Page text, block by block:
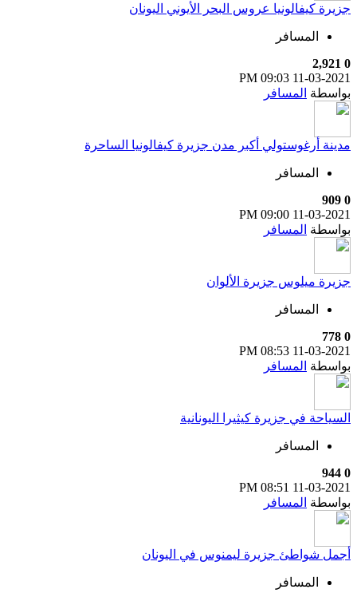
جزيرة كيفالونيا عروس البحر الأيوني اليونان
المسافر
0
2,921
11-03-2021
09:03 PM
بواسطة المسافر
مدينة أرغوستولي أكبر مدن جزيرة كيفالونيا الساحرة
المسافر
0
909
11-03-2021
09:00 PM
بواسطة المسافر
جزيرة ميلوس جزيرة الألوان
المسافر
0
778
11-03-2021
08:53 PM
بواسطة المسافر
السياحة في جزيرة كيثيرا اليونانية
المسافر
0
944
11-03-2021
08:51 PM
بواسطة المسافر
أجمل شواطئ جزيرة ليمنوس في اليونان
المسافر